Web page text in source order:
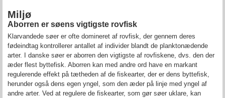
Miljø
Aborren er søens vigtigste rovfisk
Klarvandede søer er ofte domineret af rovfisk, der gennem deres
fødeindtag kontrollerer antallet af individer blandt de planktonædende
arter. I danske søer er aborren den vigtigste af rovfiskene, dvs. den der
æder flest byttefisk. Aborren kan med andre ord have en markant
regulerende effekt på tætheden af de fiskearter, der er dens byttefisk,
herunder også dens egen yngel, som den æder på linje med yngel af
andre arter. Ved at regulere de fiskearter, som gør søer uklare, kan